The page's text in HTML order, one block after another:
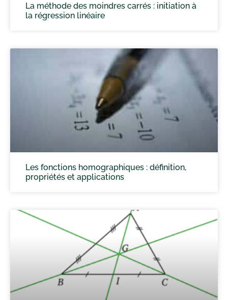
La méthode des moindres carrés : initiation à
la régression linéaire
Les fonctions homographiques : définition,
propriétés et applications